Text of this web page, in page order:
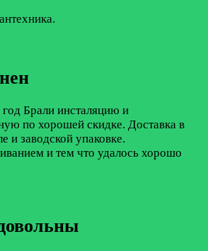
Брали инсталяцию и
по хорошей скидке. Доставка в
и заводской упаковке.
и тем что удалось хорошо